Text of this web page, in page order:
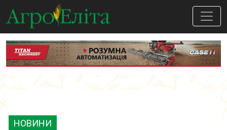
НОВИНИ